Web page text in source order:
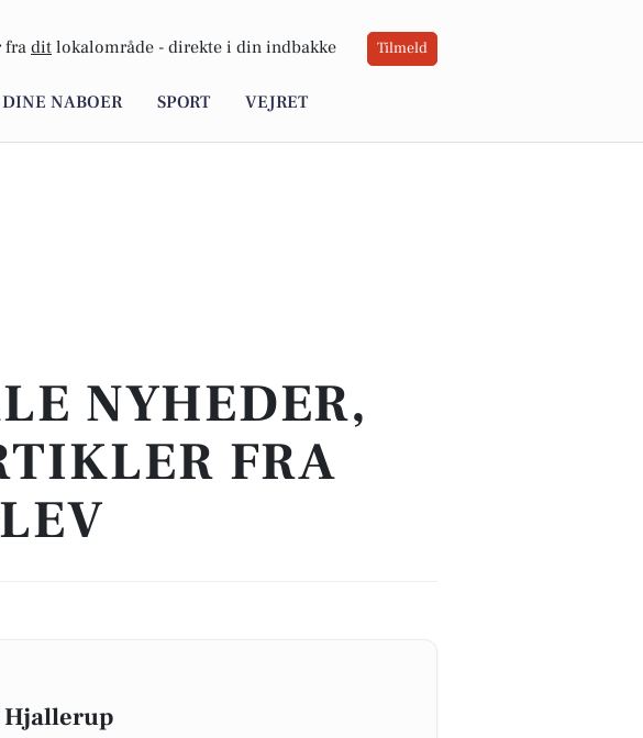
fra dit lokalområde - direkte i din indbakke Tilmeld
NABOER SPORT VEJRET
NYHEDER,
FRA
Hjallerup